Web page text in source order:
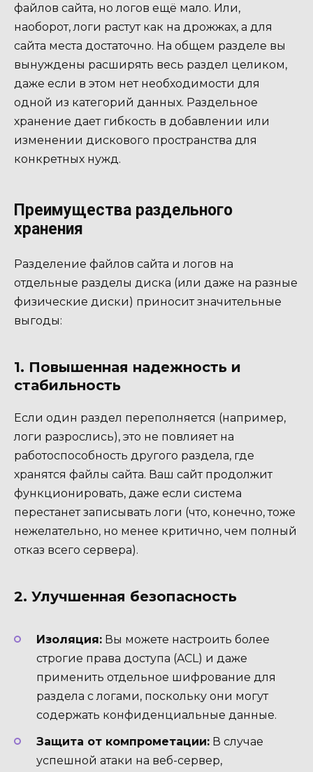
файлов сайта, но логов ещё мало. Или,
наоборот, логи растут как на дрожжах, а для
сайта места достаточно. На общем разделе вы
вынуждены расширять весь раздел целиком,
даже если в этом нет необходимости для
одной из категорий данных. Раздельное
хранение дает гибкость в добавлении или
изменении дискового пространства для
конкретных нужд.
Преимущества раздельного
хранения
Разделение файлов сайта и логов на
отдельные разделы диска (или даже на разные
физические диски) приносит значительные
выгоды:
1. Повышенная надежность и
стабильность
Если один раздел переполняется (например,
логи разрослись), это не повлияет на
работоспособность другого раздела, где
хранятся файлы сайта. Ваш сайт продолжит
функционировать, даже если система
перестанет записывать логи (что, конечно, тоже
нежелательно, но менее критично, чем полный
отказ всего сервера).
2. Улучшенная безопасность
Изоляция: Вы можете настроить более
строгие права доступа (ACL) и даже
применить отдельное шифрование для
раздела с логами, поскольку они могут
содержать конфиденциальные данные.
Защита от компрометации: В случае
успешной атаки на веб-сервер,